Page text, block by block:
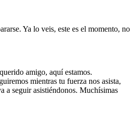
Ya lo veis, este es el momento, no
amigo, aquí estamos.
mientras tu fuerza nos asista,
a seguir asistiéndonos. Muchísimas